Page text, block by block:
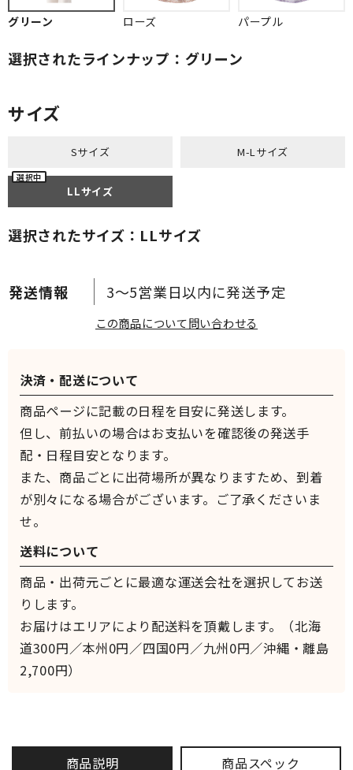
3～5営業日以内に発送予定
グリーン ローズ パープル
選択されたラインナップ：グリーン
サイズ
Sサイズ M-Lサイズ
LLサイズ
選択されたサイズ：LLサイズ
この商品について問い合わせる
商品説明 商品スペック
決済・配送について
商品ページに記載の日程を目安に発送します。
但し、前払いの場合はお支払いを確認後の発送手
配・日程目安となります。
また、商品ごとに出荷場所が異なりますため、到着
が別々になる場合がございます。ご了承くださいま
せ。
送料について
商品・出荷元ごとに最適な運送会社を選択してお送
りします。
お届けはエリアにより配送料を頂戴します。（北海
道300円／本州0円／四国0円／九州0円／沖縄・離島
2,700円）